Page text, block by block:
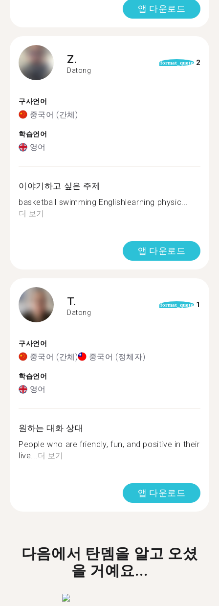
앱 다운로드
Z.
Datong
format_quote 2
구사언어
중국어 (간체)
학습언어
영어
이야기하고 싶은 주제
basketball swimming Englishlearning physic...
더 보기
앱 다운로드
T.
Datong
format_quote 1
구사언어
중국어 (간체) 중국어 (정체자)
학습언어
영어
원하는 대화 상대
People who are friendly, fun, and positive in their
live...더 보기
앱 다운로드
다음에서 탄뎀을 알고 오셨
을 거예요...